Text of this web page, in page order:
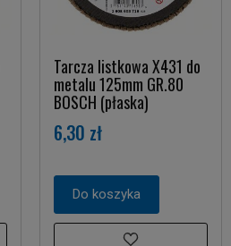
Tarcza listkowa X431 do
metalu 125mm GR.80
BOSCH (płaska)
6,30 zł
Do koszyka